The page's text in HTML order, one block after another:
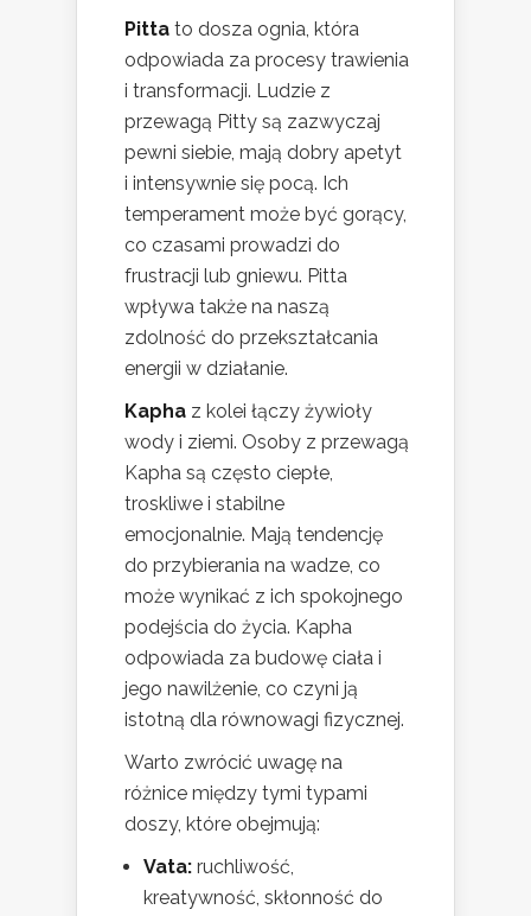
Pitta to dosza ognia, która
odpowiada za procesy trawienia
i transformacji. Ludzie z
przewagą Pitty są zazwyczaj
pewni siebie, mają dobry apetyt
i intensywnie się pocą. Ich
temperament może być gorący,
co czasami prowadzi do
frustracji lub gniewu. Pitta
wpływa także na naszą
zdolność do przekształcania
energii w działanie.
Kapha z kolei łączy żywioły
wody i ziemi. Osoby z przewagą
Kapha są często ciepłe,
troskliwe i stabilne
emocjonalnie. Mają tendencję
do przybierania na wadze, co
może wynikać z ich spokojnego
podejścia do życia. Kapha
odpowiada za budowę ciała i
jego nawilżenie, co czyni ją
istotną dla równowagi fizycznej.
Warto zwrócić uwagę na
różnice między tymi typami
doszy, które obejmują:
Vata: ruchliwość,
kreatywność, skłonność do